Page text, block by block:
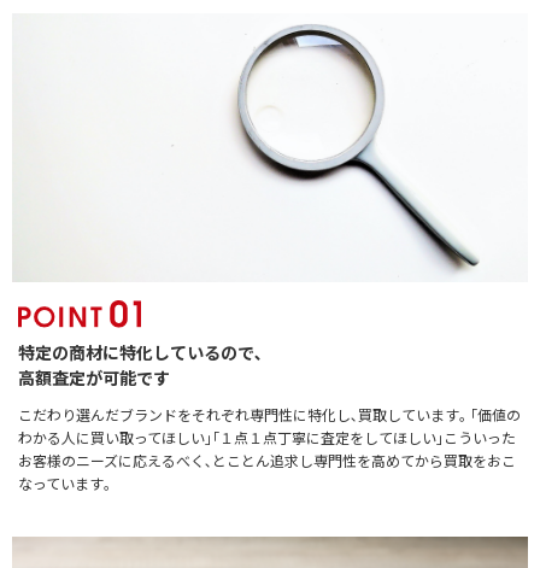
特定の商材に特化しているので､
高額査定が可能です
こだわり選んだブランドをそれぞれ専門性に特化し､買取しています｡ ｢価値の
わかる人に買い取ってほしい｣｢１点１点丁寧に査定をしてほしい｣こういった
お客様のニーズに応えるべく､とことん追求し専門性を高めてから買取をおこ
なっています｡